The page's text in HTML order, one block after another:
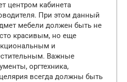
центром кабинета
При этом данный
мебели должен быть не
красивым, но еще
и
Важные
оргтехника,
всегда должны быть